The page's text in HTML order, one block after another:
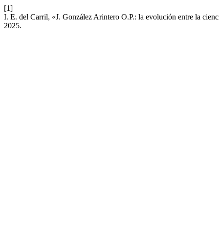
[1]
I. E. del Carril, «J. González Arintero O.P.: la evolución entre la
2025.